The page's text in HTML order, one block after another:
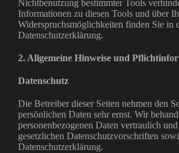
Nichtbenutzung bestimmter Tools
Informationen zu diesen Tools und über
Widerspruchsmöglichkeiten finden Sie in
Datenschutzerklärung.
2. Allgemeine Hinweise und
Datenschutz
Die Betreiber dieser Seiten nehmen den
persönlichen Daten sehr ernst. Wir
personenbezogenen Daten vertraulich
gesetzlichen Datenschutzvorschriften
Datenschutzerklärung.